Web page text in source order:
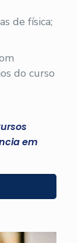
de física;
do curso
em